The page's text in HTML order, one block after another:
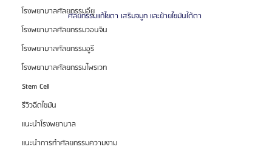
โรงพยาบาลศัลยกรรมอียู
โรงพยาบาลศัลยกรรมวอนจิน
โรงพยาบาลศัลยกรรมอูรี
โรงพยาบาลศัลยกรรมไพรเวท
Stem Cell
รีวิวฉีดไขมัน
แนะนำโรงพยาบาล
แนะนำการทำศัลยกรรมความงาม
ศัลยกรรมแก้ไขตา เสริมจมูก และย้ายไขมันใต้ตา